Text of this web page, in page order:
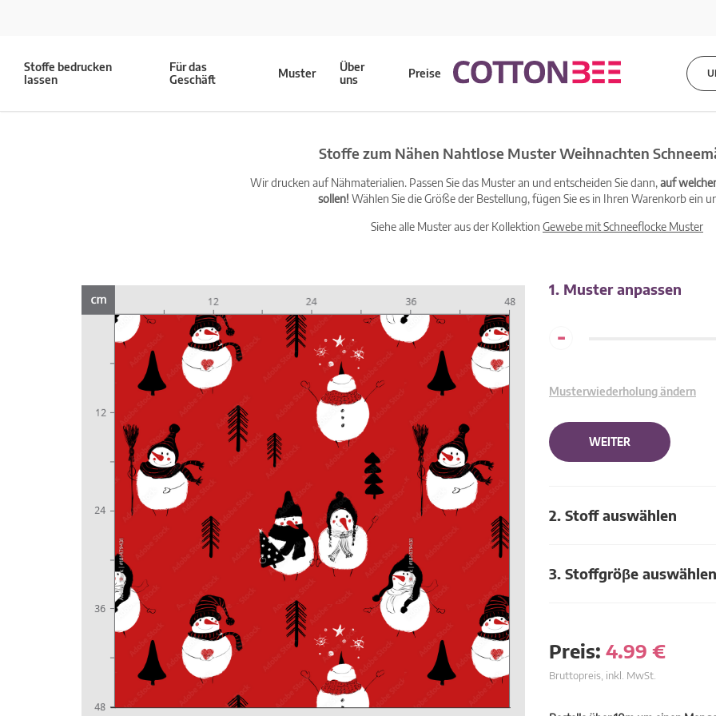
Stoffe bedrucken
lassen
Für das
Geschäft
Muster
Über
uns
Preise
Stoffe zum Nähen Nahtlose Muster Weihnachten
Wir drucken auf Nähmaterialien. Passen Sie das Muster an und entscheiden Sie dann,auf
sollen! Wählen Sie die Größe der Bestellung, fügen Sie es in Ihren Warenkorb ein
Siehe alle Muster aus der Kollektion Gewebe mit Schneeflocke Muster
1. Muster anpassen
-
Musterwiederholung ändern
WEITER
2. Stoff auswählen
3. Stoffgröβe auswählen
Preis: 4.99 €
Bruttopreis, inkl. MwSt.